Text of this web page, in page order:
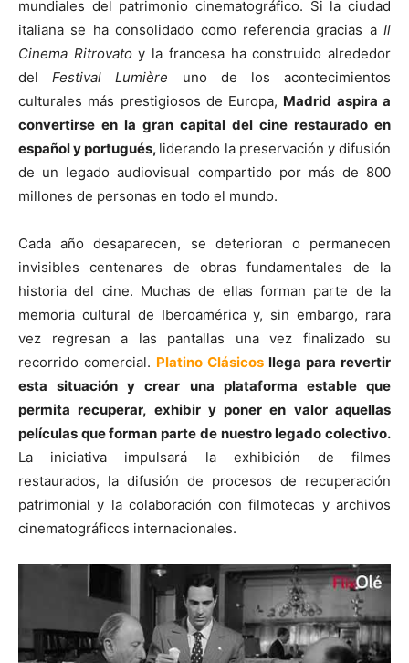
mundiales del patrimonio cinematográfico. Si la ciudad
italiana se ha consolidado como referencia gracias a Il
Cinema Ritrovatoy la francesa ha construido alrededor
delFestival Lumière uno de los acontecimientos
culturales más prestigiosos de Europa, Madrid aspira a
convertirse en la gran capital del cine restaurado en
español y portugués, liderando la preservación y difusión
de un legado audiovisual compartido por más de 800
millones de personas en todo el mundo.
Cada año desaparecen, se deterioran o permanecen
invisibles centenares de obras fundamentales de la
historia del cine. Muchas de ellas forman parte de la
memoria cultural de Iberoamérica y, sin embargo, rara
vez regresan a las pantallas una vez finalizado su
recorrido comercial. Platino Clásicos llega para revertir
esta situación y crear una plataforma estable que
permita recuperar, exhibir y poner en valor aquellas
películas que forman parte de nuestro legado colectivo.
La iniciativa impulsará la exhibición de filmes
restaurados, la difusión de procesos de recuperación
patrimonial y la colaboración con filmotecas y archivos
cinematográficos internacionales.